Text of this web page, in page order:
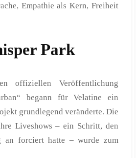
Empathie als Kern, Freiheit
Park
offiziellen Veröffentlichung
begann für Velatine ein
grundlegend veränderte. Die
Liveshows – ein Schritt, den
an forciert hatte – wurde zum